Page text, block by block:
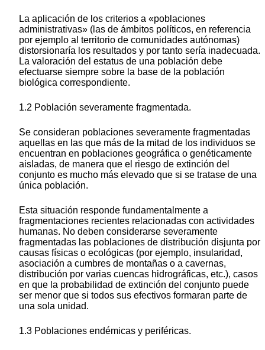
La aplicación de los criterios a «poblaciones
administrativas» (las de ámbitos políticos, en referencia
por ejemplo al territorio de comunidades autónomas)
distorsionaría los resultados y por tanto sería inadecuada.
La valoración del estatus de una población debe
efectuarse siempre sobre la base de la población
biológica correspondiente.
1.2 Población severamente fragmentada.
Se consideran poblaciones severamente fragmentadas
aquellas en las que más de la mitad de los individuos se
encuentran en poblaciones geográfica o genéticamente
aisladas, de manera que el riesgo de extinción del
conjunto es mucho más elevado que si se tratase de una
única población.
Esta situación responde fundamentalmente a
fragmentaciones recientes relacionadas con actividades
humanas. No deben considerarse severamente
fragmentadas las poblaciones de distribución disjunta por
causas físicas o ecológicas (por ejemplo, insularidad,
asociación a cumbres de montañas o a cavernas,
distribución por varias cuencas hidrográficas, etc.), casos
en que la probabilidad de extinción del conjunto puede
ser menor que si todos sus efectivos formaran parte de
una sola unidad.
1.3 Poblaciones endémicas y periféricas.